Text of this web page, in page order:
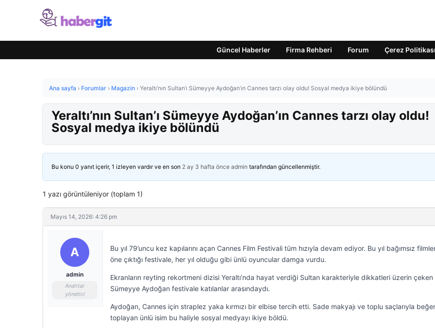
Güncel Haberler Firma Rehberi Forum Çerez Politikası
Ana sayfa › Forumlar › Magazin › Yeraltı’nın Sultan’ı Sümeyye Aydoğan’ın Cannes tarzı olay oldu! Sosyal medya ikiye bölündü
Yeraltı’nın Sultan’ı Sümeyye Aydoğan’ın Cannes tarzı olay oldu!
Sosyal medya ikiye bölündü
Bu konu 0 yanıt içerir, 1 izleyen vardır ve en son 2 ay 3 hafta önce admin tarafından güncellenmiştir.
1 yazı görüntüleniyor (toplam 1)
Mayıs 14, 2026: 4:26 pm
A
admin
Anahtar
yönetici
Bu yıl 79’uncu kez kapılarını açan Cannes Film Festivali tüm hızıyla devam ediyor. Bu yıl bağımsız
öne çıktığı festivale, her yıl olduğu gibi ünlü oyuncular damga vurdu.
Ekranların reyting rekortmeni dizisi Yeraltı’nda hayat verdiği Sultan karakteriyle dikkatleri üzerin çeken
Sümeyye Aydoğan festivale katılanlar arasındaydı.
Aydoğan, Cannes için straplez yaka kırmızı bir elbise tercih etti. Sade makyajı ve toplu saçlarıyla
toplayan ünlü isim bu haliyle sosyal medyayı ikiye böldü.